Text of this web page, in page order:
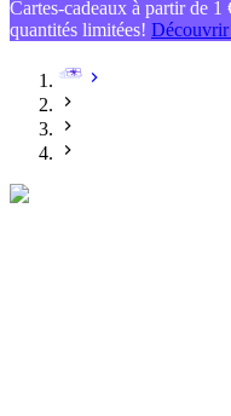
Cartes-cadeaux à partir de
quantités limitées! Découvrir